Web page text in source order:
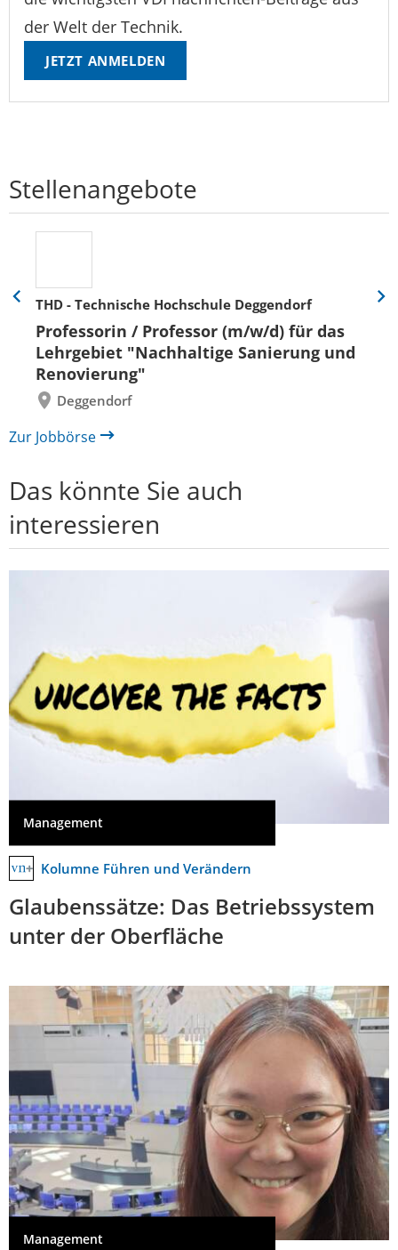
der Welt der Technik.
JETZT ANMELDEN
Stellenangebote
THD - Technische Hochschule Deggendorf
Professorin / Professor (m/w/d) für das
Lehrgebiet "Nachhaltige Sanierung und
Renovierung"
Deggendorf
Eine
zurück
Eine
Zur Jobbörse
Das könnte Sie auch
interessieren
Management
Kolumne Führen und Verändern
Glaubenssätze: Das Betriebssystem
unter der Oberfläche
Management